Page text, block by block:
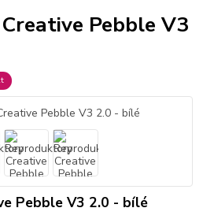
Pebble V3
Pebble V3 2.0 - bílé